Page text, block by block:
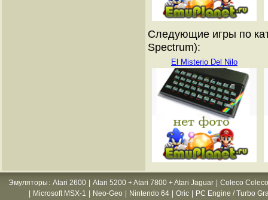
Следующие игры по
Spectrum):
El Misterio Del Nilo
Эмуляторы : Atari 2600 Atari 5200 + Atari 7800 + Atari Jaguar
Coleco
Microsoft MSX-1 Neo-Geo Nintendo 64 Oric PC Engine / Turbo